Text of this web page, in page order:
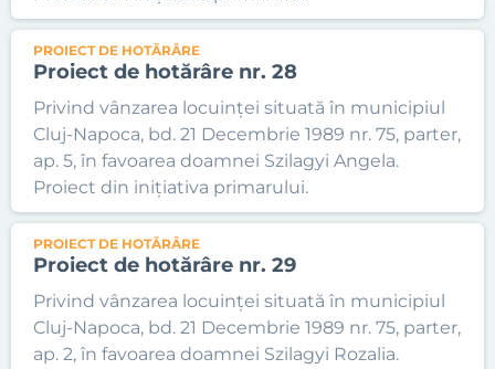
PROIECT DE HOTĂRÂRE
Proiect de hotărâre nr. 28
Privind vânzarea locuinței situată în municipiul
Cluj-Napoca, bd. 21 Decembrie 1989 nr. 75, parter,
ap. 5, în favoarea doamnei Szilagyi Angela.
Proiect din inițiativa primarului.
PROIECT DE HOTĂRÂRE
Proiect de hotărâre nr. 29
Privind vânzarea locuinței situată în municipiul
Cluj-Napoca, bd. 21 Decembrie 1989 nr. 75, parter,
ap. 2, în favoarea doamnei Szilagyi Rozalia.